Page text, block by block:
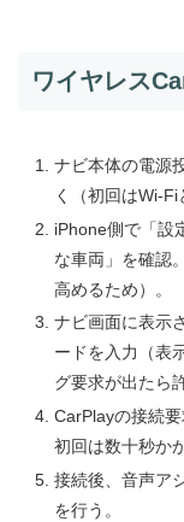
ワイヤレス
ナビ本体の電源
く（初回は
iPhone側で「
な車両」を確認
高めるため）。
ナビ画面に表示
ードを入力（表
グ要求が出たら
CarPlayの接続
初回は数十秒か
接続後、音声ア
を行う。